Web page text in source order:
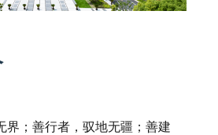
无界；善行者，驭地无疆；善建